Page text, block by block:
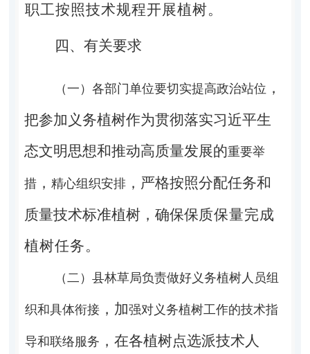
职工按照技术规程开展植树。
四、有关要求
（一）各部门单位要切实提高政治站位 ，
把参加义务植树作为贯彻落实习近平生
态文明思想和推动高质量发展的重要举
措， 精心组织安排，严格按照分配任务和
质量技术标准植树，确保保质保量完成
植树任务。
（二）县林草局负责做好义务植树人员组
织和具体衔接，加强对义务植树工作的技术指
导和联络服务 ，在各植树点选派技术人